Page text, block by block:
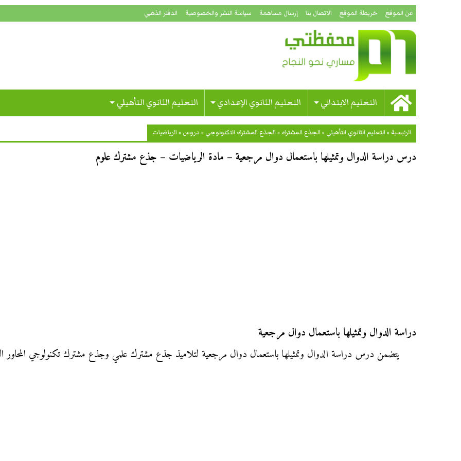
عن الموقع خريطة الموقع الاتصال بنا إرسال مساهمة سياسة النشر والخصوصية الدفتر الذهبي
التعليم الابتدائي التعليم الثانوي الإعدادي التعليم الثانوي التأهيلي
الرئيسية »التعليم الثانوي التأهيلي »الجذع المشترك »الجذع المشترك التكنولوجي » دروس »الرياضيات
درس دراسة الدوال وتمثيلها باستعمال دوال مرجعية – مادة الرياضيات – جذع مشترك علوم
دراسة الدوال وتمثيلها باستعمال دوال مرجعية
يتضمن درس دراسة الدوال وتمثيلها باستعمال دوال مرجعية لتلاميذ جذع مشترك علمي وجذع مشترك تكنولوجي المحاور